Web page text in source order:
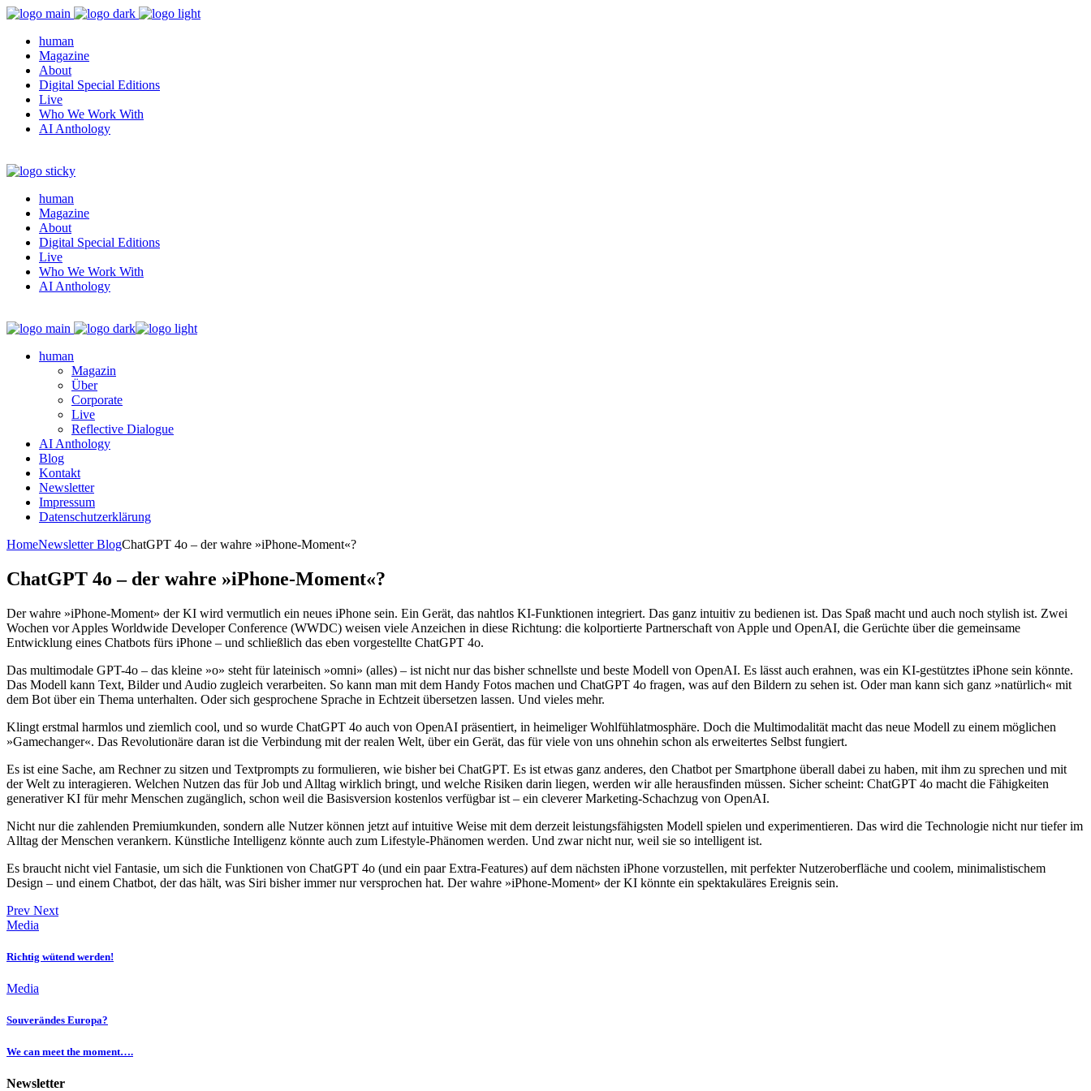
human
Magazine
About
Digital Special Editions
Live
Who We Work With
AI Anthology
human
Magazine
About
Digital Special Editions
Live
Who We Work With
AI Anthology
human
Magazin
Über
Corporate
Live
Reflective Dialogue
AI Anthology
Blog
Kontakt
Newsletter
Impressum
Datenschutzerklärung
HomeNewsletter BlogChatGPT 4o – der wahre »iPhone-Moment«?
ChatGPT 4o – der wahre »iPhone-Moment«?
Der wahre »iPhone-Moment» der KI wird vermutlich ein neues iPhone sein. Ein Gerät, das nahtlos KI-Funktionen integriert. Das ganz intuitiv zu bedienen ist. Das Spaß macht und auch noch stylish ist. Zwei
Wochen vor Apples Worldwide Developer Conference (WWDC) weisen viele Anzeichen in diese Richtung: die kolportierte Partnerschaft von Apple und OpenAI, die Gerüchte über die gemeinsame
Entwicklung eines Chatbots fürs iPhone – und schließlich das eben vorgestellte ChatGPT 4o.
Das multimodale GPT-4o – das kleine »o» steht für lateinisch »omni» (alles) – ist nicht nur das bisher schnellste und beste Modell von OpenAI. Es lässt auch erahnen, was ein KI-gestütztes iPhone sein könnte.
Das Modell kann Text, Bilder und Audio zugleich verarbeiten. So kann man mit dem Handy Fotos machen und ChatGPT 4o fragen, was auf den Bildern zu sehen ist. Oder man kann sich ganz »natürlich« mit
dem Bot über ein Thema unterhalten. Oder sich gesprochene Sprache in Echtzeit übersetzen lassen. Und vieles mehr.
Klingt erstmal harmlos und ziemlich cool, und so wurde ChatGPT 4o auch von OpenAI präsentiert, in heimeliger Wohlfühlatmosphäre. Doch die Multimodalität macht das neue Modell zu einem möglichen
»Gamechanger«. Das Revolutionäre daran ist die Verbindung mit der realen Welt, über ein Gerät, das für viele von uns ohnehin schon als erweitertes Selbst fungiert.
Es ist eine Sache, am Rechner zu sitzen und Textprompts zu formulieren, wie bisher bei ChatGPT. Es ist etwas ganz anderes, den Chatbot per Smartphone überall dabei zu haben, mit ihm zu sprechen und mit
der Welt zu interagieren. Welchen Nutzen das für Job und Alltag wirklich bringt, und welche Risiken darin liegen, werden wir alle herausfinden müssen. Sicher scheint: ChatGPT 4o macht die Fähigkeiten
generativer KI für mehr Menschen zugänglich, schon weil die Basisversion kostenlos verfügbar ist – ein cleverer Marketing-Schachzug von OpenAI.
Nicht nur die zahlenden Premiumkunden, sondern alle Nutzer können jetzt auf intuitive Weise mit dem derzeit leistungsfähigsten Modell spielen und experimentieren. Das wird die Technologie nicht nur tiefer im
Alltag der Menschen verankern. Künstliche Intelligenz könnte auch zum Lifestyle-Phänomen werden. Und zwar nicht nur, weil sie so intelligent ist.
Es braucht nicht viel Fantasie, um sich die Funktionen von ChatGPT 4o (und ein paar Extra-Features) auf dem nächsten iPhone vorzustellen, mit perfekter Nutzeroberfläche und coolem, minimalistischem
Design – und einem Chatbot, der das hält, was Siri bisher immer nur versprochen hat. Der wahre »iPhone-Moment» der KI könnte ein spektakuläres Ereignis sein.
Prev Next
Media
Richtig wütend werden!
Media
Souverändes Europa?
We can meet the moment….
Newsletter